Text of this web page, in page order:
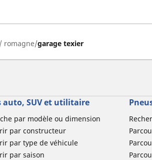
/ romagne garage texier
auto, SUV et utilitaire
par modèle ou dimension
par constructeur
par type de véhicule
par saison